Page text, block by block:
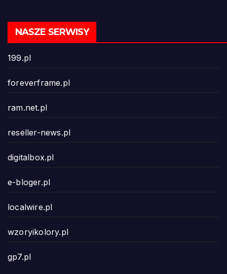
NASZE SERWISY
199.pl
foreverframe.pl
ram.net.pl
reseller-news.pl
digitalbox.pl
e-bloger.pl
localwire.pl
wzoryikolory.pl
gp7.pl